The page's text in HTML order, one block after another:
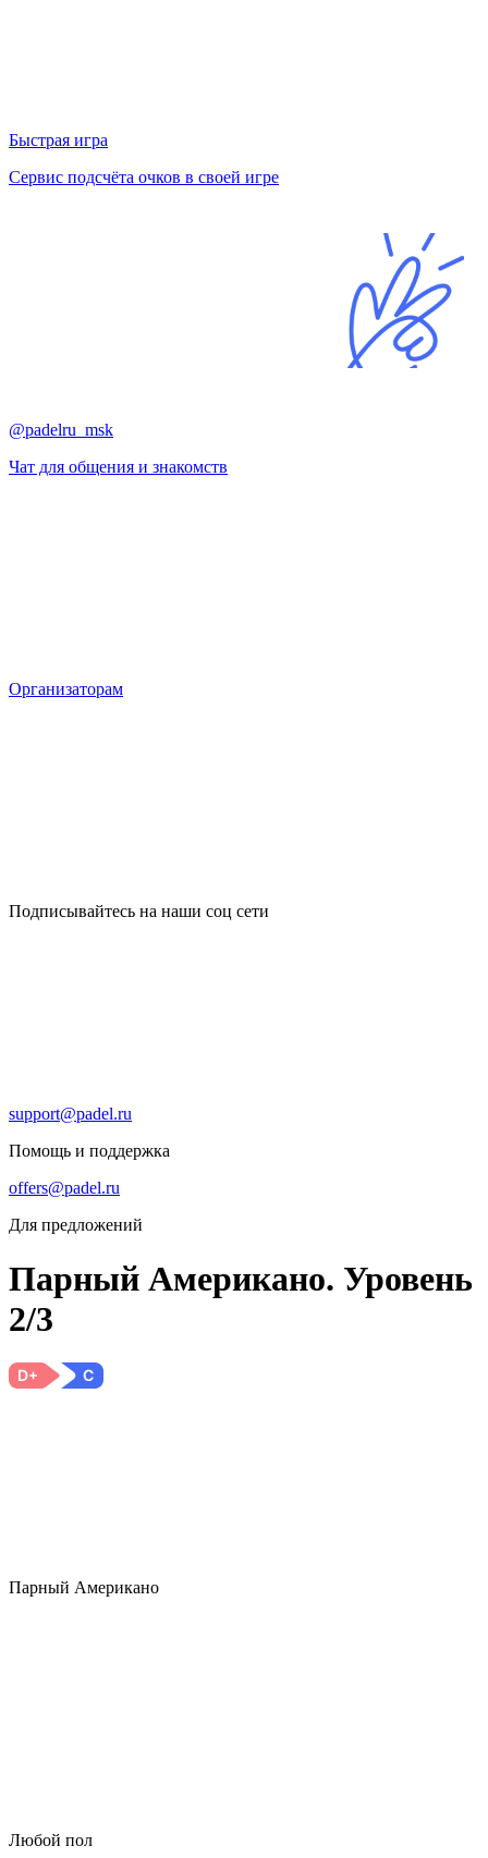
Быстрая игра
Сервис подсчёта очков в своей игре
@padelru_msk
Чат для общения и знакомств
Организаторам
Подписывайтесь на наши соц сети
support@padel.ru
Помощь и поддержка
offers@padel.ru
Для предложений
Парный Американо. Уровень
2/3
Парный Американо
Любой пол